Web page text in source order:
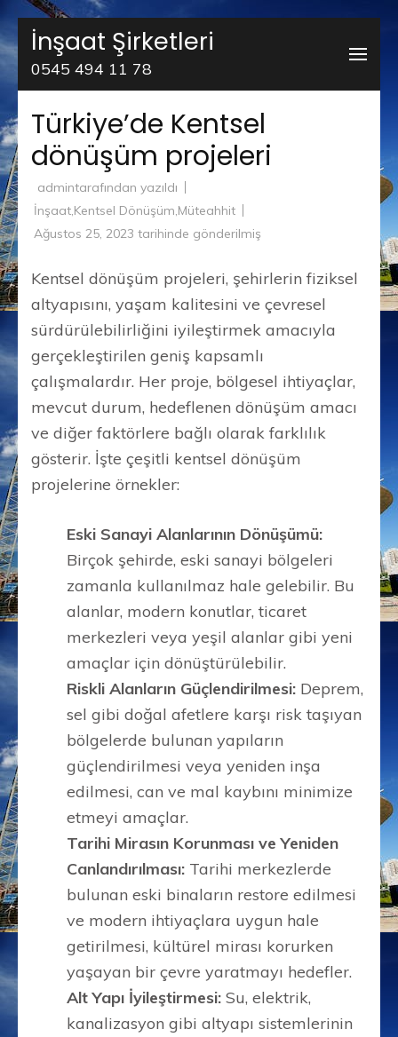
İçeriğe
atla
(Enter
basın)
İnşaat Şirketleri
0545 494 11 78
Türkiye’de Kentsel
dönüşüm projeleri
admintarafından yazıldı
İnşaat,Kentsel Dönüşüm,Müteahhit
Ağustos 25, 2023 tarihinde gönderilmiş
Kentsel dönüşüm projeleri, şehirlerin fiziksel
altyapısını, yaşam kalitesini ve çevresel
sürdürülebilirliğini iyileştirmek amacıyla
gerçekleştirilen geniş kapsamlı
çalışmalardır. Her proje, bölgesel ihtiyaçlar,
mevcut durum, hedeflenen dönüşüm amacı
ve diğer faktörlere bağlı olarak farklılık
gösterir. İşte çeşitli kentsel dönüşüm
projelerine örnekler:
Eski Sanayi Alanlarının Dönüşümü:
Birçok şehirde, eski sanayi bölgeleri
zamanla kullanılmaz hale gelebilir. Bu
alanlar, modern konutlar, ticaret
merkezleri veya yeşil alanlar gibi yeni
amaçlar için dönüştürülebilir.
Riskli Alanların Güçlendirilmesi: Deprem,
sel gibi doğal afetlere karşı risk taşıyan
bölgelerde bulunan yapıların
güçlendirilmesi veya yeniden inşa
edilmesi, can ve mal kaybını minimize
etmeyi amaçlar.
Tarihi Mirasın Korunması ve Yeniden
Canlandırılması: Tarihi merkezlerde
bulunan eski binaların restore edilmesi
ve modern ihtiyaçlara uygun hale
getirilmesi, kültürel mirası korurken
yaşayan bir çevre yaratmayı hedefler.
Alt Yapı İyileştirmesi: Su, elektrik,
kanalizasyon gibi altyapı sistemlerinin